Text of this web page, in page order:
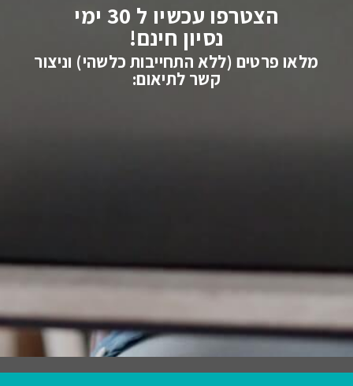
הצטרפו עכשיו ל 30 ימי
נסיון חינם!
מלאו פרטים (ללא התחייבות כלשהי) וניצור
קשר לתיאום: